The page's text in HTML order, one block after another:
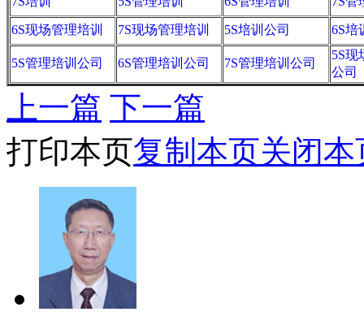
6S现场管理培训 7S现场管理培训 5S培训公司 6S培
5S管理培训公司 6S管理培训公司 7S管理培训公司
5S现
公司
上一篇 下一篇
打印本页复制本页关闭本